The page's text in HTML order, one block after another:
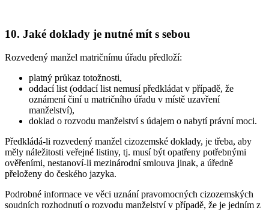
10. Jaké doklady je nutné mít s sebou
Rozvedený manžel matričnímu úřadu předloží:
platný průkaz totožnosti,
oddací list (oddací list nemusí předkládat v případě, že
oznámení činí u matričního úřadu v místě uzavření
manželství),
doklad o rozvodu manželství s údajem o nabytí právní moci.
Předkládá-li rozvedený manžel cizozemské doklady, je třeba, aby
měly náležitosti veřejné listiny, tj. musí být opatřeny potřebnými
ověřeními, nestanoví-li mezinárodní smlouva jinak, a úředně
přeloženy do českého jazyka.
Podrobné informace ve věci uznání pravomocných cizozemských
soudních rozhodnutí o rozvodu manželství v případě, že je jedním z